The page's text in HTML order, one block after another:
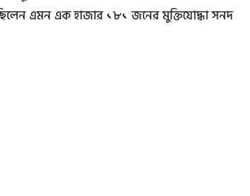
এমন এক হাজার ১৮১ জনের মুক্তিযোদ্ধা সনদ